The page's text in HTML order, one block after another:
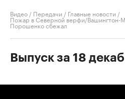
Видео / Передачи / Главные новости /
Пожар в Северной верфи/Вашингтон-
Порошенко сбежал
Выпуск за 18